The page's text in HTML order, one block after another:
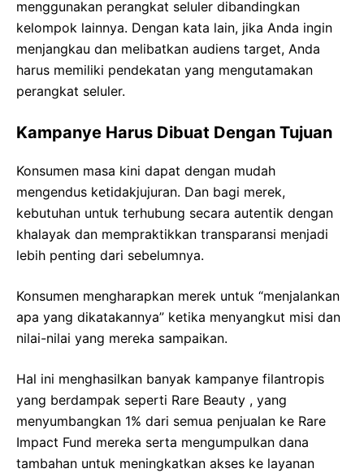
menggunakan perangkat seluler dibandingkan
kelompok lainnya. Dengan kata lain, jika Anda ingin
menjangkau dan melibatkan audiens target, Anda
harus memiliki pendekatan yang mengutamakan
perangkat seluler.
Kampanye Harus Dibuat Dengan Tujuan
Konsumen masa kini dapat dengan mudah
mengendus ketidakjujuran. Dan bagi merek,
kebutuhan untuk terhubung secara autentik dengan
khalayak dan mempraktikkan transparansi menjadi
lebih penting dari sebelumnya.
Konsumen mengharapkan merek untuk “menjalankan
apa yang dikatakannya” ketika menyangkut misi dan
nilai-nilai yang mereka sampaikan.
Hal ini menghasilkan banyak kampanye filantropis
yang berdampak seperti Rare Beauty , yang
menyumbangkan 1% dari semua penjualan ke Rare
Impact Fund mereka serta mengumpulkan dana
tambahan untuk meningkatkan akses ke layanan